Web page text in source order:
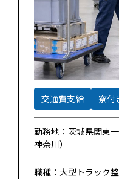
交通費支給 寮付
勤務地：茨城県関東
神奈川）
職種：大型トラック